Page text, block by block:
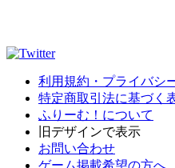
利用規約・プライバシ
特定商取引法に基づく
ふりーむ！について
旧デザインで表示
お問い合わせ
ゲーム掲載希望の方へ